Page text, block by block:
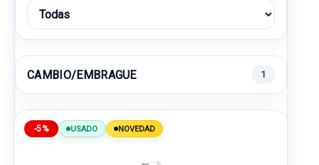
CAMBIO/EMBRAGUE 1
-5% USADO NOVEDAD